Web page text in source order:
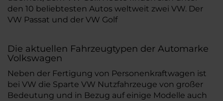
den 10 beliebtesten Autos weltweit zwei VW. Der
VW Passat und der VW Golf
Die aktuellen Fahrzeugtypen der Automarke
Volkswagen
Neben der Fertigung von Personenkraftwagen ist
bei VW die Sparte VW Nutzfahrzeuge von großer
Bedeutung und in Bezug auf einige Modelle auch